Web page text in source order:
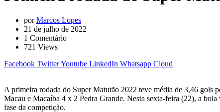
porMarcos Lopes
21 de julho de 2022
1 Comentário
721 Views
Facebook TwitterYoutube LinkedIn Whatsapp Cloud
A primeira rodada do Super Matutão 2022 teve média de 3,46 gols
Macau e Macaíba 4 x 2 Pedra Grande. Nesta sexta-feira (22), a
fase da competição.